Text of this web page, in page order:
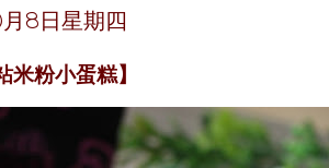
月8日星期四
米粉小蛋糕】